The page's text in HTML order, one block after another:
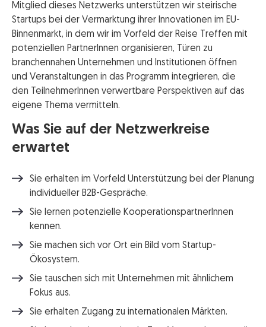
Mitglied dieses Netzwerks unterstützen wir steirische
Startups bei der Vermarktung ihrer Innovationen im EU-
Binnenmarkt, in dem wir im Vorfeld der Reise Treffen mit
potenziellen PartnerInnen organisieren, Türen zu
branchennahen Unternehmen und Institutionen öffnen
und Veranstaltungen in das Programm integrieren, die
den TeilnehmerInnen verwertbare Perspektiven auf das
eigene Thema vermitteln.
Was Sie auf der Netzwerkreise
erwartet
Sie erhalten im Vorfeld Unterstützung bei der Planung
individueller B2B-Gespräche.
Sie lernen potenzielle KooperationspartnerInnen
kennen.
Sie machen sich vor Ort ein Bild vom Startup-
Ökosystem.
Sie tauschen sich mit Unternehmen mit ähnlichem
Fokus aus.
Sie erhalten Zugang zu internationalen Märkten.